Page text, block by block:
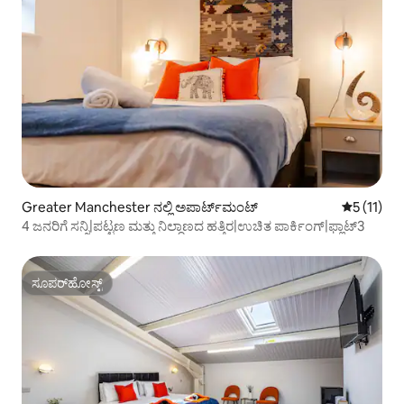
Greater Manchester ನಲ್ಲಿ ಅಪಾರ್ಟ್‌ಮಂಟ್ 5 ರಲ್ಲಿ 5
5 (11)
4 ಜನರಿಗೆ ಸನ್ನಿ|ಪಟ್ಟಣ ಮತ್ತು ನಿಲ್ದಾಣದ ಹತ್ತಿರ|ಉಚಿತ ಪಾರ್ಕಿಂಗ್|ಫ್ಲಾಟ್3
ಸೂಪರ್‌ಹೋಸ್ಟ್
ಸೂಪರ್‌ಹೋಸ್ಟ್